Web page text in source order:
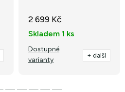
2 699 Kč
Skladem 1 ks
Dostupné
varianty
+ další